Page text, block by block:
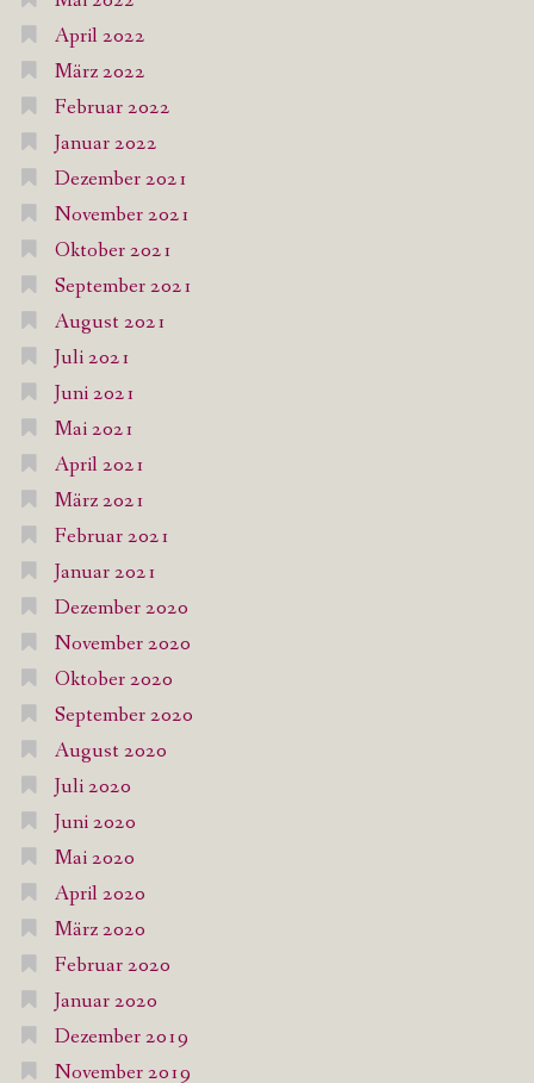
April 2022
März 2022
Februar 2022
Januar 2022
Dezember 2021
November 2021
Oktober 2021
September 2021
August 2021
Juli 2021
Juni 2021
Mai 2021
April 2021
März 2021
Februar 2021
Januar 2021
Dezember 2020
November 2020
Oktober 2020
September 2020
August 2020
Juli 2020
Juni 2020
Mai 2020
April 2020
März 2020
Februar 2020
Januar 2020
Dezember 2019
November 2019